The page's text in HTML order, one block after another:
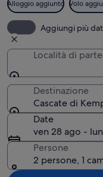
Alloggio aggiunto Volo
Aggiungi più
Località di
Destinazione
Cascate di
Date
ven 28 ago -
Persone
2 persone, 1